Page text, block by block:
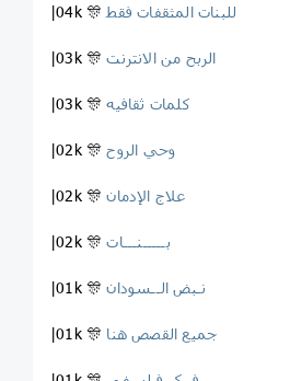
|04k 🎊 للبنات المثقفات فقط
|03k 🎊الربح من الانترنت
|03k 🎊کلمات ثقافیه
|02k 🎊وحي الروح
|02k 🎊علاج الإدمان
|02k 🎊
|01k 🎊نـبض الــسودان
|01k 🎊 جميع القصص هنا